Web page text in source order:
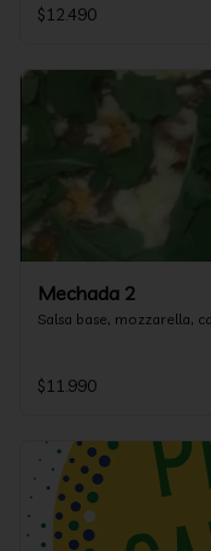
$12.490
Mechada 2
Salsa base, mozzarella,
$11.990